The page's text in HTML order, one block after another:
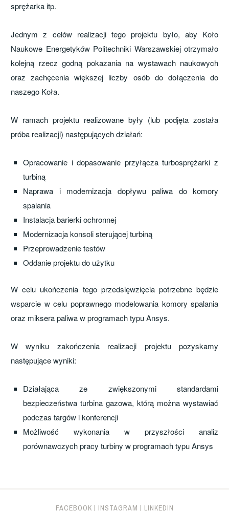
sprężarka itp.
Jednym z celów realizacji tego projektu było, aby Koło
Naukowe Energetyków Politechniki Warszawskiej otrzymało
kolejną rzecz godną pokazania na wystawach naukowych
oraz zachęcenia większej liczby osób do dołączenia do
naszego Koła.
W ramach projektu realizowane były (lub podjęta została
próba realizacji) następujących działań:
Opracowanie i dopasowanie przyłącza turbosprężarki z
turbiną
Naprawa i modernizacja dopływu paliwa do komory
spalania
Instalacja barierki ochronnej
Modernizacja konsoli sterującej turbiną
Przeprowadzenie testów
Oddanie projektu do użytku
W celu ukończenia tego przedsięwzięcia potrzebne będzie
wsparcie w celu poprawnego modelowania komory spalania
oraz miksera paliwa w programach typu Ansys.
W wyniku zakończenia realizacji projektu pozyskamy
następujące wyniki:
Działająca ze zwiększonymi standardami
bezpieczeństwa turbina gazowa, którą można wystawiać
podczas targów i konferencji
Możliwość wykonania w przyszłości analiz
porównawczych pracy turbiny w programach typu Ansys
FACEBOOK | INSTAGRAM | LINKEDIN